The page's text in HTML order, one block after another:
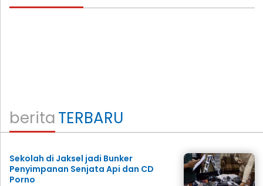
beritaTERBARU
Sekolah di Jaksel jadi Bunker
Penyimpanan Senjata Api dan CD
Porno